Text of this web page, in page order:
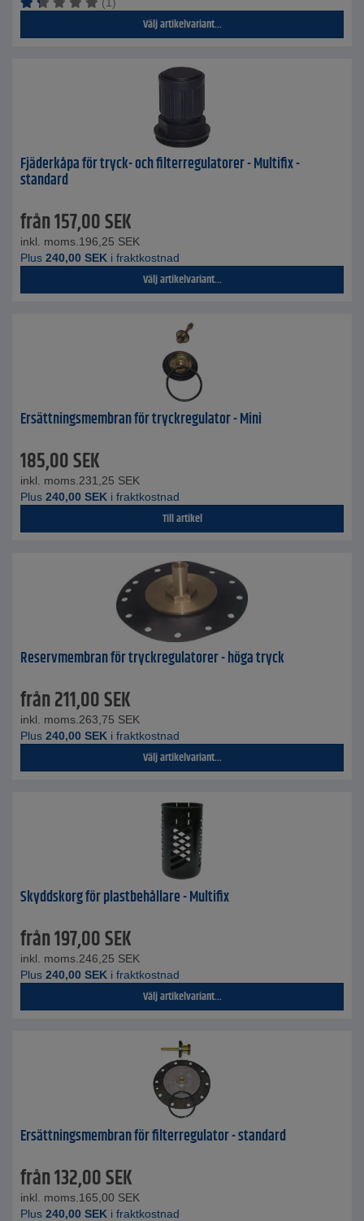
Välj artikelvariant...
Fjäderkåpa för tryck- och filterregulatorer - Multifix -
standard
från157,00SEK
inkl. moms. 196,25 SEK
Plus 240,00 SEK i fraktkostnad
Välj artikelvariant...
Ersättningsmembran för tryckregulator - Mini
185,00SEK
inkl. moms. 231,25 SEK
Plus 240,00 SEK i fraktkostnad
Till artikel
Reservmembran för tryckregulatorer - höga tryck
från211,00SEK
inkl. moms. 263,75 SEK
Plus 240,00 SEK i fraktkostnad
Välj artikelvariant...
Skyddskorg för plastbehållare - Multifix
från197,00SEK
inkl. moms. 246,25 SEK
Plus 240,00 SEK i fraktkostnad
Välj artikelvariant...
Ersättningsmembran för filterregulator - standard
från132,00SEK
inkl. moms. 165,00 SEK
Plus 240,00 SEK i fraktkostnad